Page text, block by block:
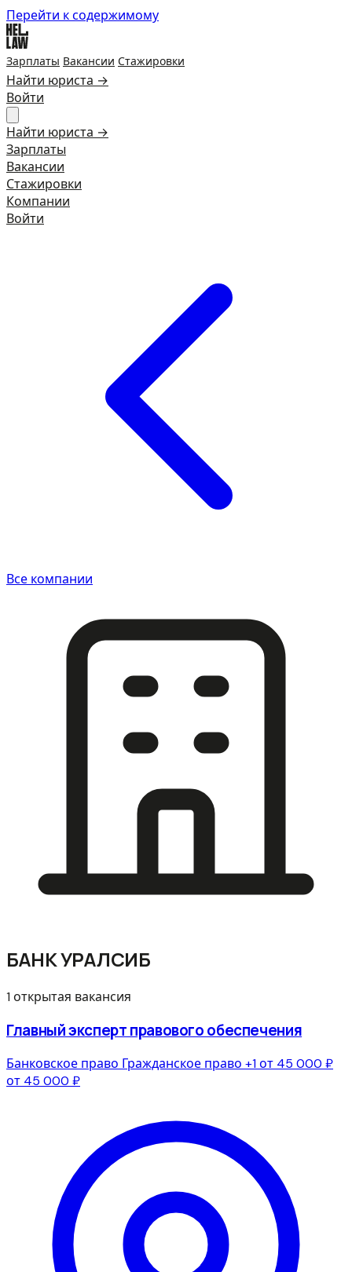
Перейти к содержимому
Зарплаты Вакансии Стажировки
Найти юриста →
Войти
Найти юриста →
Зарплаты
Вакансии
Стажировки
Компании
Войти
Все компании
БАНК УРАЛСИБ
1 открытая вакансия
Главный эксперт правового обеспечения
Банковское право Гражданское право +1от 45 000 ₽
от 45 000 ₽